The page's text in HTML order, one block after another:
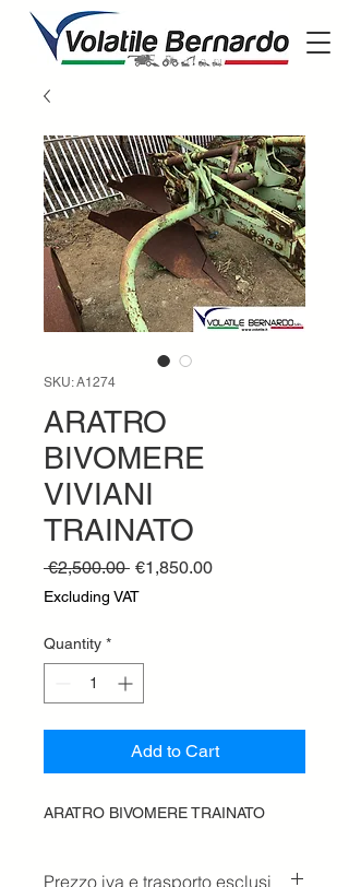
SKU: A1274
ARATRO
BIVOMERE
VIVIANI
TRAINATO
€2,500.00 Regular
Price
€1,850.00Sale
Excluding VAT
Quantity *
Add to Cart
ARATRO BIVOMERE TRAINATO
Prezzo iva e trasporto esclusi